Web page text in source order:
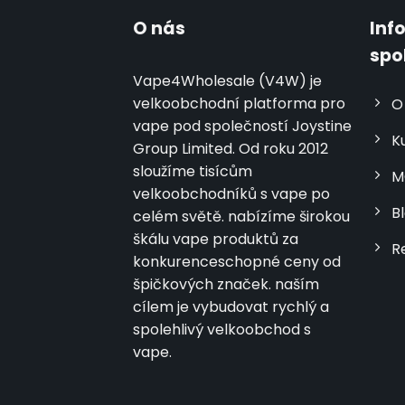
O nás
Vape4Wholesale (V4W) je
velkoobchodní platforma pro
vape pod společností Joystine
Group Limited. Od roku 2012
sloužíme tisícům
velkoobchodníků s vape po
celém světě. nabízíme širokou
škálu vape produktů za
konkurenceschopné ceny od
špičkových značek. naším
cílem je vybudovat rychlý a
spolehlivý velkoobchod s
vape.